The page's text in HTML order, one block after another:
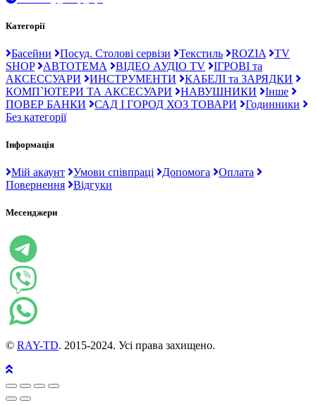
Категорії
Басейни Посуд. Столові сервізи Текстиль ROZIA
TV
SHOP
АВТОТЕМА ВІДЕО АУДІО TV
ІГРОВІ та
АКСЕССУАРИ
ИНСТРУМЕНТИ
КАБЕЛІ та ЗАРЯДКИ
КОМП`ЮТЕРИ ТА АКСЕСУАРИ
НАВУШНИКИ
Інше
ПОВЕР БАНКИ
САД І ГОРОД ХОЗ ТОВАРИ
Годинники
Без категорії
Інформація
Мій акаунт Умови співпраці Допомога
Оплата
Повернення
Відгуки
Месенджери
© RAY-TD. 2015-2024. Усі права захищено.